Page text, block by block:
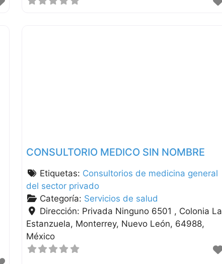
CONSULTORIO MEDICO SIN NOMBRE
Etiquetas: Consultorios de medicina general
del sector privado
Categoría: Servicios de salud
Dirección: Privada Ninguno 6501 , Colonia La
Estanzuela Monterrey Nuevo León 64988
México